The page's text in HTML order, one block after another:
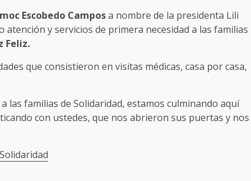
Escobedo Camposa nombre de la presidenta Lili
y servicios de primera necesidad a las familias
Feliz.
que consistieron en visitas médicas, casa por casa,
las familias de Solidaridad, estamos culminando aquí
con ustedes, que nos abrieron sus puertas y nos